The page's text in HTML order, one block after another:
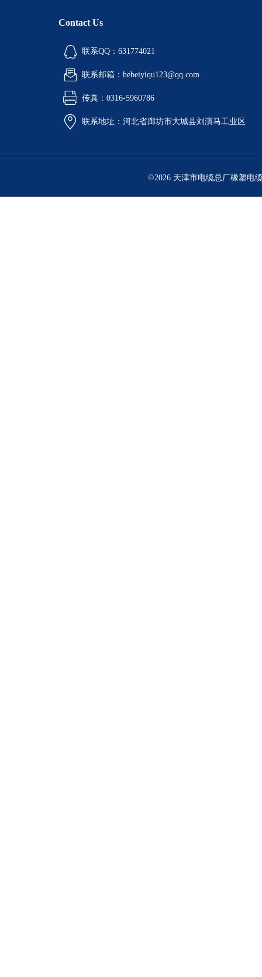
Contact Us
联系QQ：631774021
联系邮箱：hebeiyiqu123@qq.com
传真：0316-5960786
联系地址：河北省廊坊市大城县刘演马工业区
©2026 天津市电缆总厂橡塑电